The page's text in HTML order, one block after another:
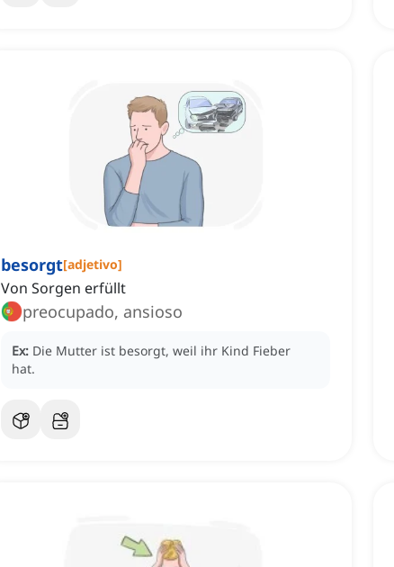
besorgt[adjetivo]
Von Sorgen erfüllt
preocupado, ansioso
Ex: Die Mutter ist besorgt, weil ihr Kind Fieber
hat.